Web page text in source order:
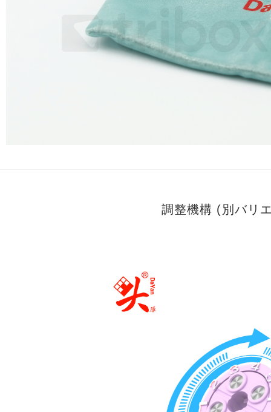
調整機構 (別バリ